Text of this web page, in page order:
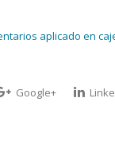
aplicado en
Google+